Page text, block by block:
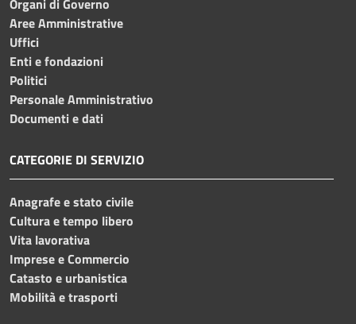
Aree Amministrative
Uffici
Enti e fondazioni
Politici
Personale Amministrativo
Documenti e dati
CATEGORIE DI SERVIZIO
Anagrafe e stato civile
Cultura e tempo libero
Vita lavorativa
Imprese e Commercio
Catasto e urbanistica
Mobilità e trasporti